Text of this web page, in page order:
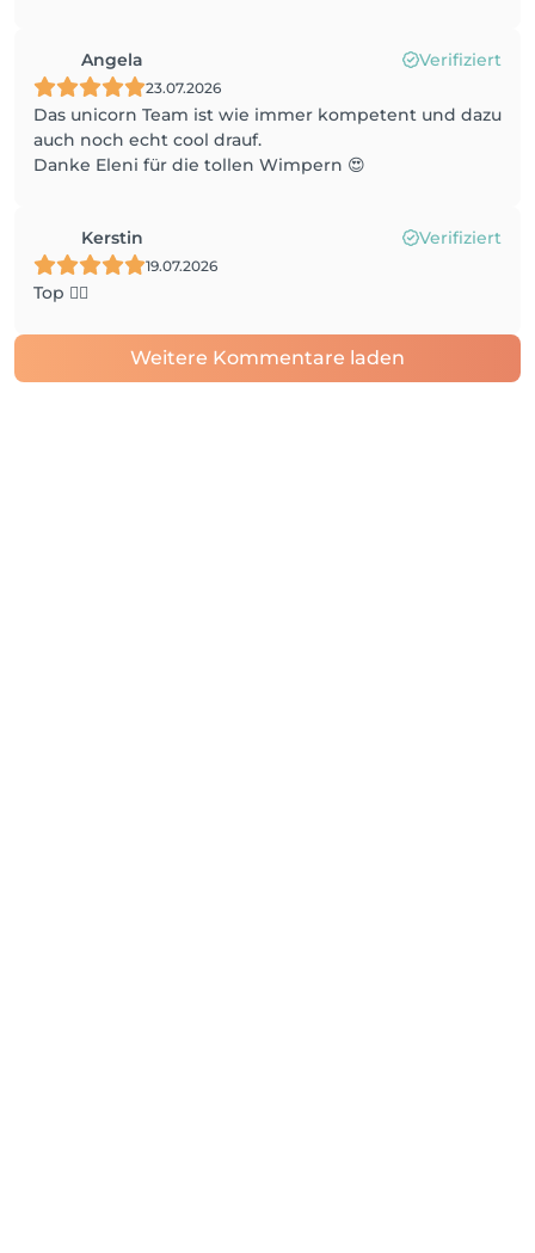
Angela Verifiziert
23.07.2026
Das unicorn Team ist wie immer kompetent und dazu
auch noch echt cool drauf.
Danke Eleni für die tollen Wimpern 😍
Kerstin Verifiziert
19.07.2026
Top 👍🏻
Weitere Kommentare laden